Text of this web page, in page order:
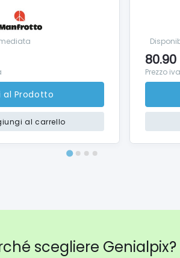
al Prodotto
al carrello
80.90
Prezzo
scegliere Genialpix?